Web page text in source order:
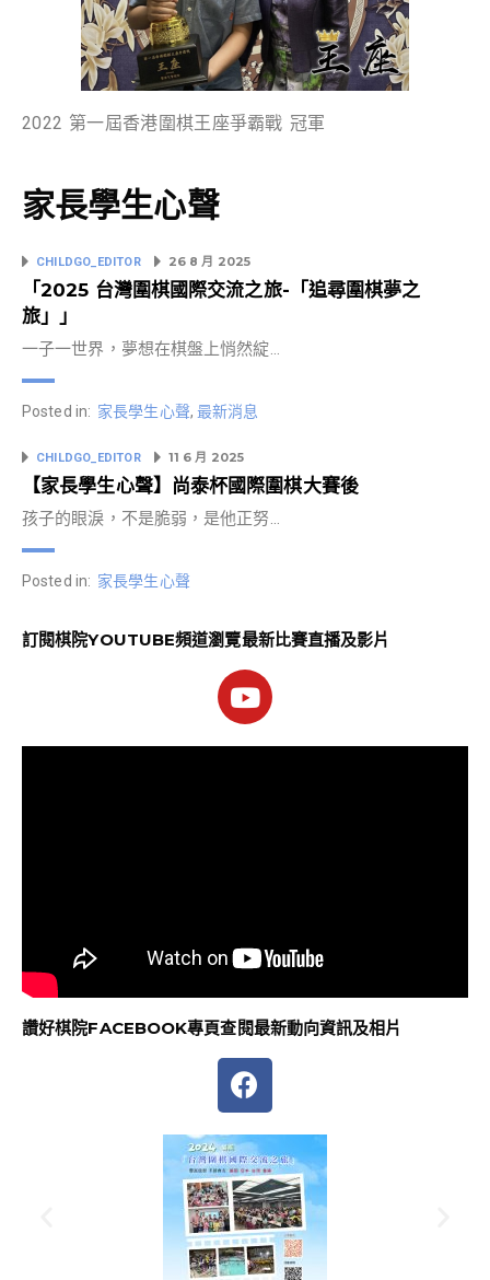
2022 第一屆香港圍棋王座爭霸戰 冠軍
家長學生心聲
CHILDGO_EDITOR 26 8 月 2025
「2025 台灣圍棋國際交流之旅-「追尋圍棋夢之
旅」」
一子一世界，夢想在棋盤上悄然綻…
Posted in: 家長學生心聲, 最新消息
CHILDGO_EDITOR 11 6 月 2025
【家長學生心聲】尚泰杯國際圍棋大賽後
孩子的眼淚，不是脆弱，是他正努…
Posted in: 家長學生心聲
訂閱棋院YOUTUBE頻道瀏覽最新比賽直播及影片
讚好棋院FACEBOOK專頁查閱最新動向資訊及相片